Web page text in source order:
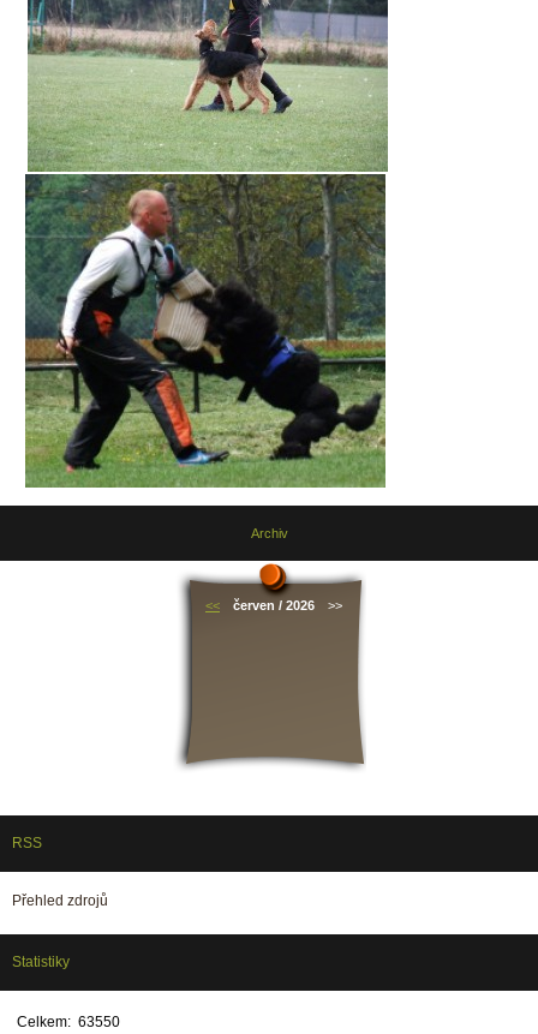
Archiv
<< červen / 2026 >>
RSS
Přehled zdrojů
Statistiky
Celkem: 63550